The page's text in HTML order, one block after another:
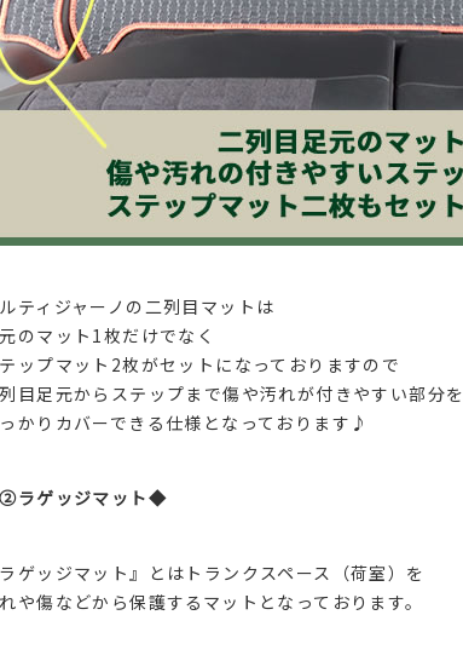
ティジャーノの二列目マットは
のマット1枚だけでなく
ップマット2枚がセットになっておりますので
目足元からステップまで傷や汚れが付きやすい部分を
かりカバーできる仕様となっております♪
ラゲッジマット◆
ゲッジマット』とはトランクスペース（荷室）を
や傷などから保護するマットとなっております。